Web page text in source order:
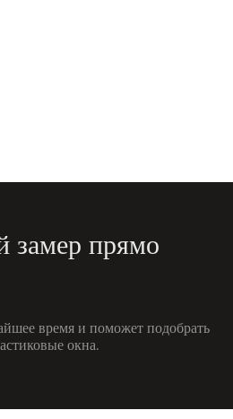
замер прямо
время и поможет подобрать
окна.